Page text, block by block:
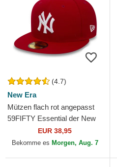
(4.7)
New Era
Mützen flach rot angepasst
59FIFTY Essential der New
York Yankees MLB von New
Era
EUR 38,95
Bekomme es Morgen, Aug. 7